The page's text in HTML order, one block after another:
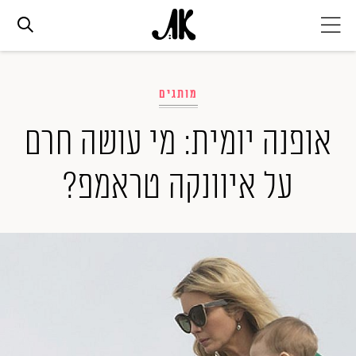
אופנה
ביוטי
ערוצים נוספים
המגזין
מותגים
אופנה יומית: מי עושה חרם
על איוונקה טראמפ?